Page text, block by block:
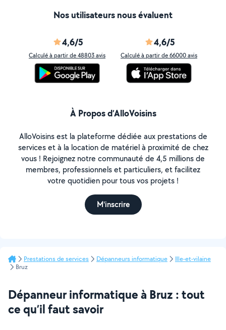
Nos utilisateurs nous évaluent
4,6/5
Calculé à partir de 48803 avis
4,6/5
Calculé à partir de 66000 avis
À Propos d’AlloVoisins
AlloVoisins est la plateforme dédiée aux prestations de
services et à la location de matériel à proximité de chez
vous ! Rejoignez notre communauté de 4,5 millions de
membres, professionnels et particuliers, et facilitez
votre quotidien pour tous vos projets !
M'inscrire
Prestations de services Dépanneurs informatique
Ille-et-vilaine
Bruz
Dépanneur informatique à Bruz : tout
ce qu’il faut savoir